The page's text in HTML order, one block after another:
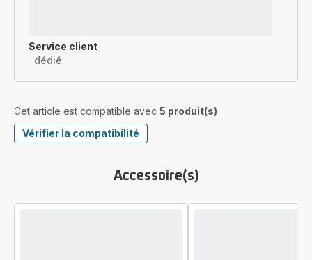
Service client
dédié
Cet article est compatible avec 5 produit(s)
Vérifier la compatibilité
Accessoire(s)